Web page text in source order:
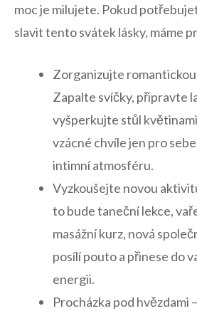
moc je milujete. Pokud
slavit tento svátek lásky, máme
Zorganizujte romantickou
Zapalte​ svíčky, připravte
vyšperkujte stůl
‍vzácné⁤ chvíle jen⁢ pro
intimní atmosféru.
Vyzkoušejte novou
to bude taneční⁣ lekce,
⁤masážní kurz, nová
posílí pouto a přinese do
​energii.
Procházka pod hvězdami